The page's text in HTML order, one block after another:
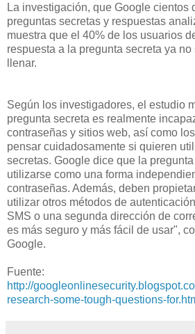
La investigación, que Google cientos
preguntas secretas y respuestas
muestra que el 40% de los usuarios
respuesta a la pregunta secreta ya
llenar.
Según los investigadores, el estudio
pregunta secreta es realmente
contraseñas y sitios web, así como
pensar cuidadosamente si quieren
secretas. Google dice que la
utilizarse como una forma
contraseñas. Además, deben
utilizar otros métodos de
SMS o una segunda dirección de
es más seguro y más fácil de usar",
Google.
Fuente:
http://
research-some-tough-questions-